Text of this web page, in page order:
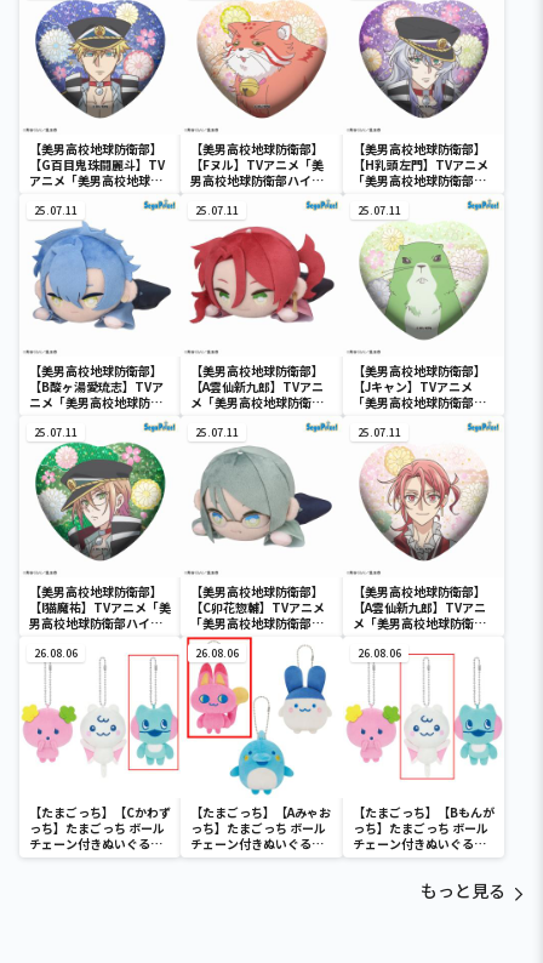
【美男高校地球防衛部】
【G百目鬼珠闘麗斗】TV
アニメ「美男高校地球防
衛部ハイカラ！」 キラ
キラビッグハート型缶バ
ッジ（EX）
【美男高校地球防衛部】
【Fヌル】TVアニメ「美
男高校地球防衛部ハイカ
ラ！」 キラキラビッグ
ハート型缶バッジ（EX）
【美男高校地球防衛部】
【H乳頭左門】TVアニメ
「美男高校地球防衛部ハ
イカラ！」 キラキラビ
ッグハート型缶バッジ
（EX）
25.07.11
【美男高校地球防衛部】
【B酸ヶ湯愛琉志】TVア
ニメ「美男高校地球防衛
り ぬいぐるみ
Vol.1（EX）
25.07.11
【美男高校地球防衛部】
【A雲仙新九郎】TVアニ
メ「美男高校地球防衛部
り ぬいぐるみ
Vol.1（EX）
25.07.11
【美男高校地球防衛部】
【Jキャン】TVアニメ
「美男高校地球防衛部ハ
ッグハート型缶バッジ
（EX）
25.07.11
【美男高校地球防衛部】
【I猫魔祐】TVアニメ「美
男高校地球防衛部ハイカ
ハート型缶バッジ（EX）
25.07.11
【美男高校地球防衛部】
【C卯花惣輔】TVアニメ
「美男高校地球防衛部ハ
イカラ！」 寝そべり
ぬいぐるみVol.1（EX）
25.07.11
【美男高校地球防衛部】
【A雲仙新九郎】TVアニ
メ「美男高校地球防衛部
ビッグハート型缶バッジ
（EX）
26.08.06
【たまごっち】【Cかわず
っち】たまごっち ボール
チェーン付きぬいぐるみ
～Tamagotchi
26.08.06
【たまごっち】【Aみゃお
っち】たまごっち ボール
チェーン付きぬいぐるみ
～Tamagotchi
26.08.06
【たまごっち】【Bもんが
っち】たまごっち ボール
チェーン付きぬいぐるみ
～Tamagotchi
もっと見る